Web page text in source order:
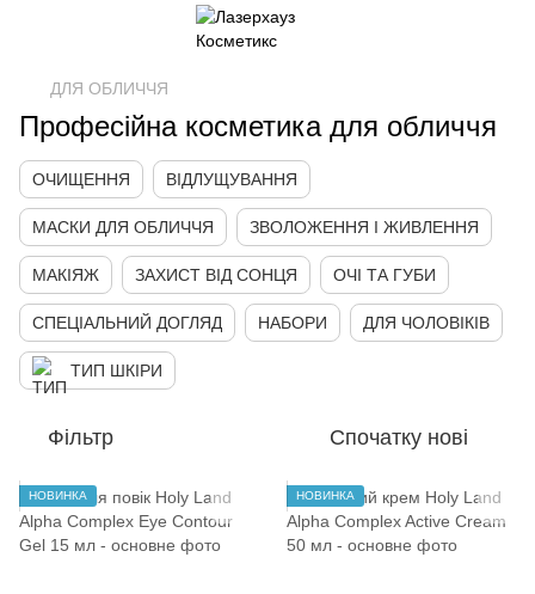
ДЛЯ ОБЛИЧЧЯ
Професійна косметика для обличчя
ОЧИЩЕННЯ ВІДЛУЩУВАННЯ
МАСКИ ДЛЯ ОБЛИЧЧЯ ЗВОЛОЖЕННЯ І ЖИВЛЕННЯ
МАКІЯЖ ЗАХИСТ ВІД СОНЦЯ ОЧІ ТА ГУБИ
СПЕЦІАЛЬНИЙ ДОГЛЯД НАБОРИ ДЛЯ ЧОЛОВІКІВ
ТИП ШКІРИ
Фільтр Спочатку нові
НОВИНКА НОВИНКА